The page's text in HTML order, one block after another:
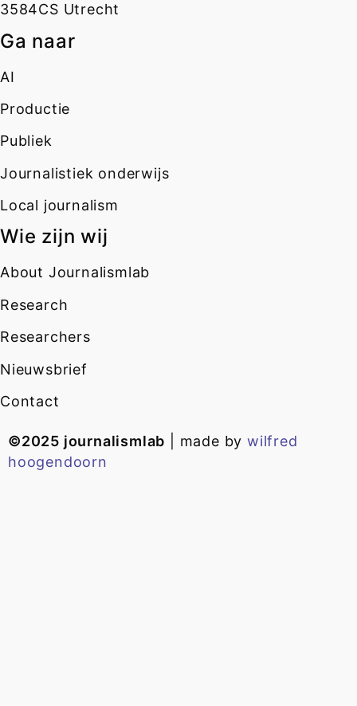
3584CS Utrecht
Ga naar
AI
Productie
Publiek
Journalistiek onderwijs
Local journalism
Wie zijn wij
About Journalismlab
Research
Researchers
Nieuwsbrief
Contact
©2025 journalismlab | made bywilfred
hoogendoorn